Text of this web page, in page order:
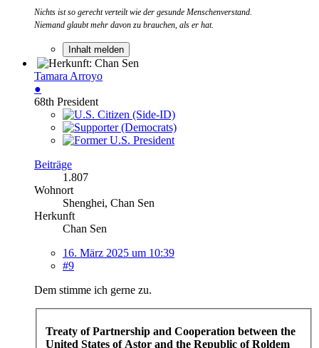
Nichts ist so gerecht verteilt wie der gesunde Menschenverstand.
Niemand glaubt mehr davon zu brauchen, als er hat.
Inhalt melden
Tamara Arroyo
●
68th President
Beiträge
1.807
Wohnort
Shenghei, Chan Sen
Herkunft
Chan Sen
16. März 2025 um 10:39
#9
Dem stimme ich gerne zu.
Treaty of Partnership and Cooperation between the
United States of Astor and the Republic of Roldem